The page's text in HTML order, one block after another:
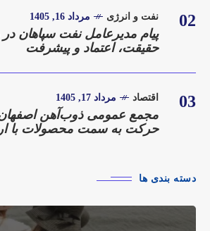
02 نفت و انرژی مرداد 16, 1405
پیام مدیرعامل نفت سپاهان در
حقیقت، اعتماد و پیشرفت
03 اقتصاد مرداد 17, 1405
مجمع عمومی ذوب‌آهن اصفهان
حرکت به سمت محصولات با
دسته بندی ها